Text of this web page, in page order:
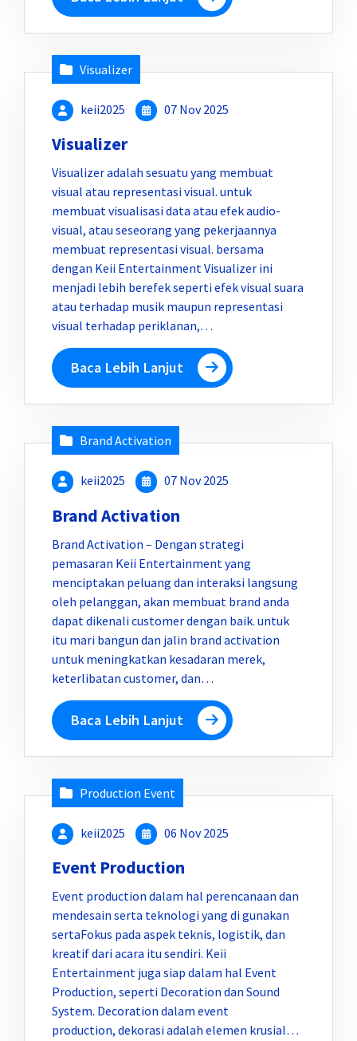
Visualizer
keii2025 07 Nov 2025
Visualizer
Visualizer adalah sesuatu yang membuat
visual atau representasi visual. untuk
membuat visualisasi data atau efek audio-
visual, atau seseorang yang pekerjaannya
membuat representasi visual. bersama
dengan Keii Entertainment Visualizer ini
menjadi lebih berefek seperti efek visual suara
atau terhadap musik maupun representasi
visual terhadap periklanan,…
Baca Lebih Lanjut
Brand Activation
keii2025 07 Nov 2025
Brand Activation
Brand Activation – Dengan strategi
pemasaran Keii Entertainment yang
menciptakan peluang dan interaksi langsung
oleh pelanggan, akan membuat brand anda
dapat dikenali customer dengan baik. untuk
itu mari bangun dan jalin brand activation
untuk meningkatkan kesadaran merek,
keterlibatan customer, dan…
Baca Lebih Lanjut
Production Event
keii2025 06 Nov 2025
Event Production
Event production dalam hal perencanaan dan
mendesain serta teknologi yang di gunakan
sertaFokus pada aspek teknis, logistik, dan
kreatif dari acara itu sendiri. Keii
Entertainment juga siap dalam hal Event
Production, seperti Decoration dan Sound
System. Decoration dalam event
production, dekorasi adalah elemen krusial…